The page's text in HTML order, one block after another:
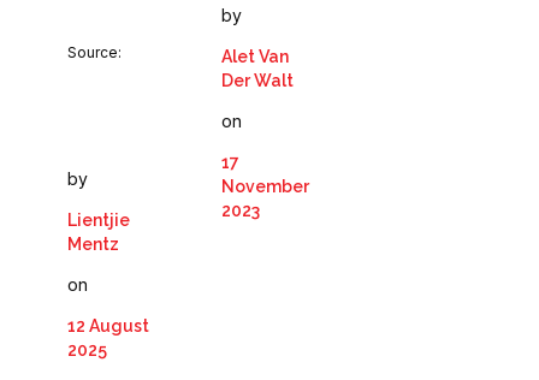
Source:
by
Lientjie
Mentz
on
12 August
2025
by
Alet Van
Der Walt
on
17
November
2023